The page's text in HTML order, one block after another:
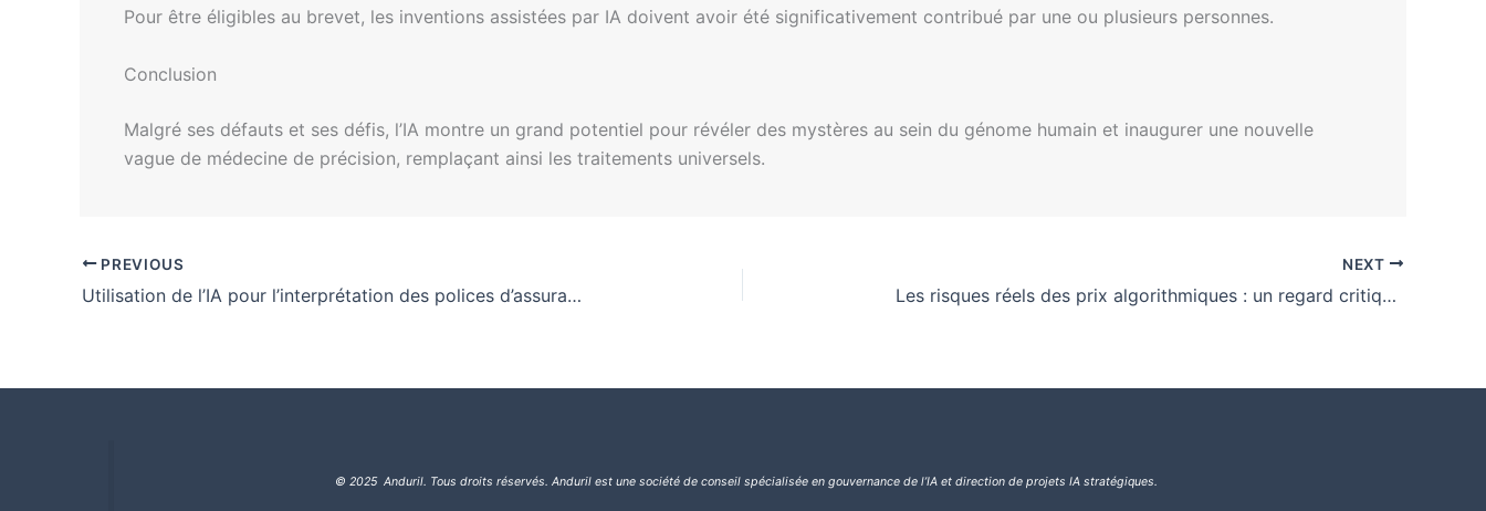
Pour être éligibles au brevet, les inventions assistées par IA doivent avoir été significativement contribué par une ou plusieurs personnes.
Conclusion
Malgré ses défauts et ses défis, l’IA montre un grand potentiel pour révéler des mystères au sein du génome humain et inaugurer une nouvelle
vague de médecine de précision, remplaçant ainsi les traitements universels.
PREVIOUS
Utilisation de l’IA pour l’interprétation des polices d’assurance
NEXT
Les risques réels des prix algorithmiques : un regard critique de la CMA
© 2025 Anduril. Tous droits réservés. Anduril est une société de conseil spécialisée en gouvernance de l’IA et direction de projets IA stratégiques.